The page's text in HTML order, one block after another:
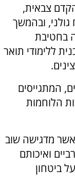
צבאית,
גולני, ובהמשך
בחטיבת
ללימודי תואר
המתגייסים
הלוחמות
מדגישה שוב
ואיכותם
ביטחון